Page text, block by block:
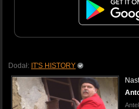
Dodał: IT'S HISTORY